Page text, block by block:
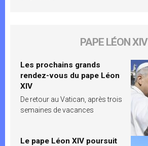
PAPE LÉON XIV
Les prochains grands
rendez-vous du pape Léon
XIV
De retour au Vatican, après trois
semaines de vacances
Le pape Léon XIV poursuit